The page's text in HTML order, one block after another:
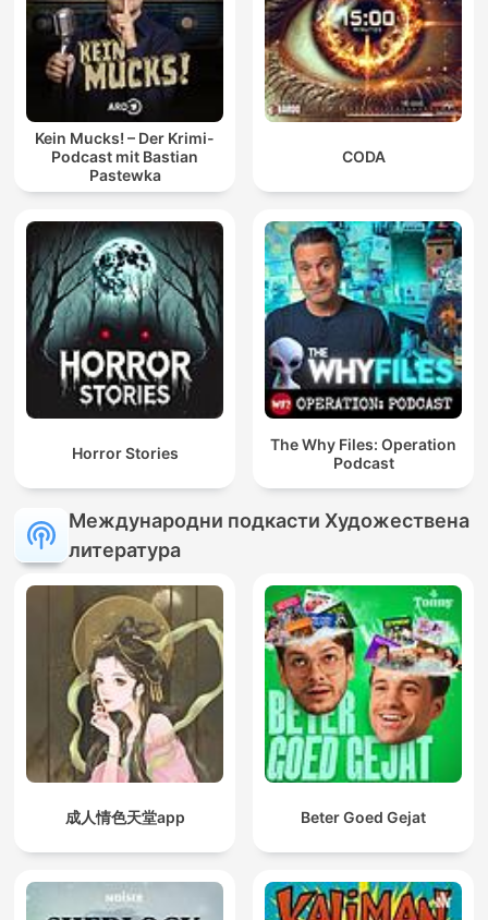
Kein Mucks! – Der Krimi-
Podcast mit Bastian
Pastewka
CODA
Horror Stories
The Why Files: Operation
Podcast
Международни подкасти Художествена
литература
成人情色天堂app Beter Goed Gejat